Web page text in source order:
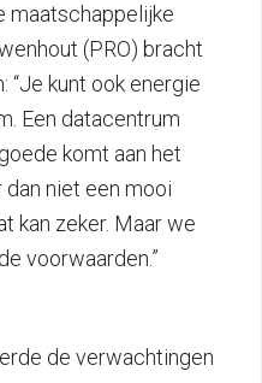
maatschappelijke
(PRO) bracht
“Je kunt ook energie
Een datacentrum
komt aan het
niet een mooi
kan zeker. Maar we
voorwaarden.”
de verwachtingen